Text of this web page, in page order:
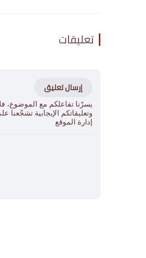
تعليقات
إرسال تعليق
يسرّنا تفاعلكم مع الموضوع،
وتعليقاتكم الإيجابية
إدارة الموقع